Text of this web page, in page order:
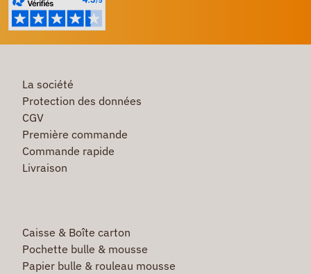
La société
Protection des données
CGV
Première commande
Commande rapide
Livraison
Caisse & Boîte carton
Pochette bulle & mousse
Papier bulle & rouleau mousse